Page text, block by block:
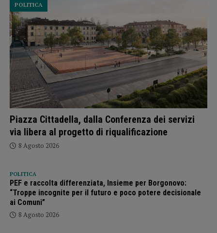
Piazza Cittadella, dalla Conferenza dei servizi
via libera al progetto di riqualificazione
POLITICA
8 Agosto 2026
POLITICA
PEF e raccolta differenziata, Insieme per Borgonovo:
“Troppe incognite per il futuro e poco potere decisionale
ai Comuni”
8 Agosto 2026